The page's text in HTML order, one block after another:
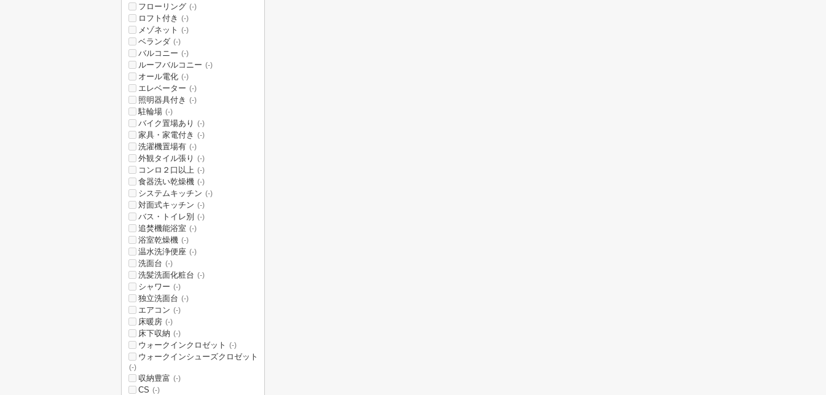
フローリング (-)
ロフト付き (-)
メゾネット (-)
ベランダ (-)
バルコニー (-)
ルーフバルコニー (-)
オール電化 (-)
エレベーター (-)
照明器具付き (-)
駐輪場 (-)
バイク置場あり (-)
家具・家電付き (-)
洗濯機置場有 (-)
外観タイル張り (-)
コンロ２口以上 (-)
食器洗い乾燥機 (-)
システムキッチン (-)
対面式キッチン (-)
バス・トイレ別 (-)
追焚機能浴室 (-)
浴室乾燥機 (-)
温水洗浄便座 (-)
洗面台 (-)
洗髪洗面化粧台 (-)
シャワー (-)
独立洗面台 (-)
エアコン (-)
床暖房 (-)
床下収納 (-)
ウォークインクロゼット (-)
ウォークインシューズクロゼット
(-)
収納豊富 (-)
CS (-)